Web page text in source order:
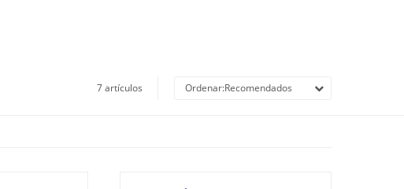
7 artículos Recomendados